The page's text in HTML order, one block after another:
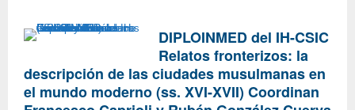
DIPLOINMED del IH-CSIC
Relatos fronterizos: la
descripción de las ciudades musulmanas en
el mundo moderno (ss. XVI-XVII) Coordinan